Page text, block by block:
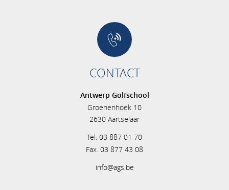
CONTACT
Antwerp Golfschool
Groenenhoek 10
2630 Aartselaar
Tel. 03 887 01 70
Fax. 03 877 43 08
info@ags.be